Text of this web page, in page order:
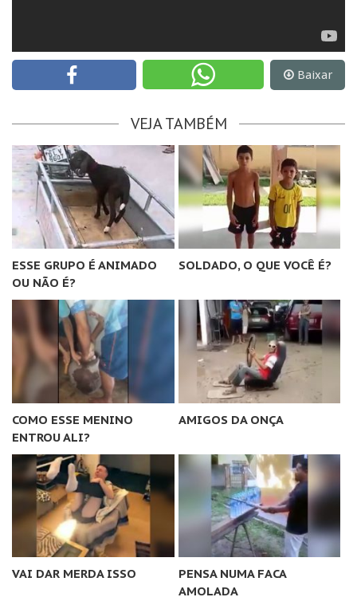
Baixar
VEJA TAMBÉM
ESSE GRUPO É ANIMADO
OU NÃO É?
SOLDADO, O QUE VOCÊ É?
COMO ESSE MENINO
ENTROU ALI?
AMIGOS DA ONÇA
VAI DAR MERDA ISSO
PENSA NUMA FACA
AMOLADA